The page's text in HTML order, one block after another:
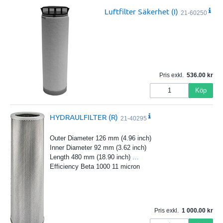
Luftfilter Säkerhet (I) 21-60250
Pris exkl. 536.00
Köp
HYDRAULFILTER (R) 21-40295
Outer Diameter 126 mm (4.96 inch)
Inner Diameter 92 mm (3.62 inch)
Length 480 mm (18.90 inch) …
Efficiency Beta 1000 11 micron
Pris exkl. 1 000.00